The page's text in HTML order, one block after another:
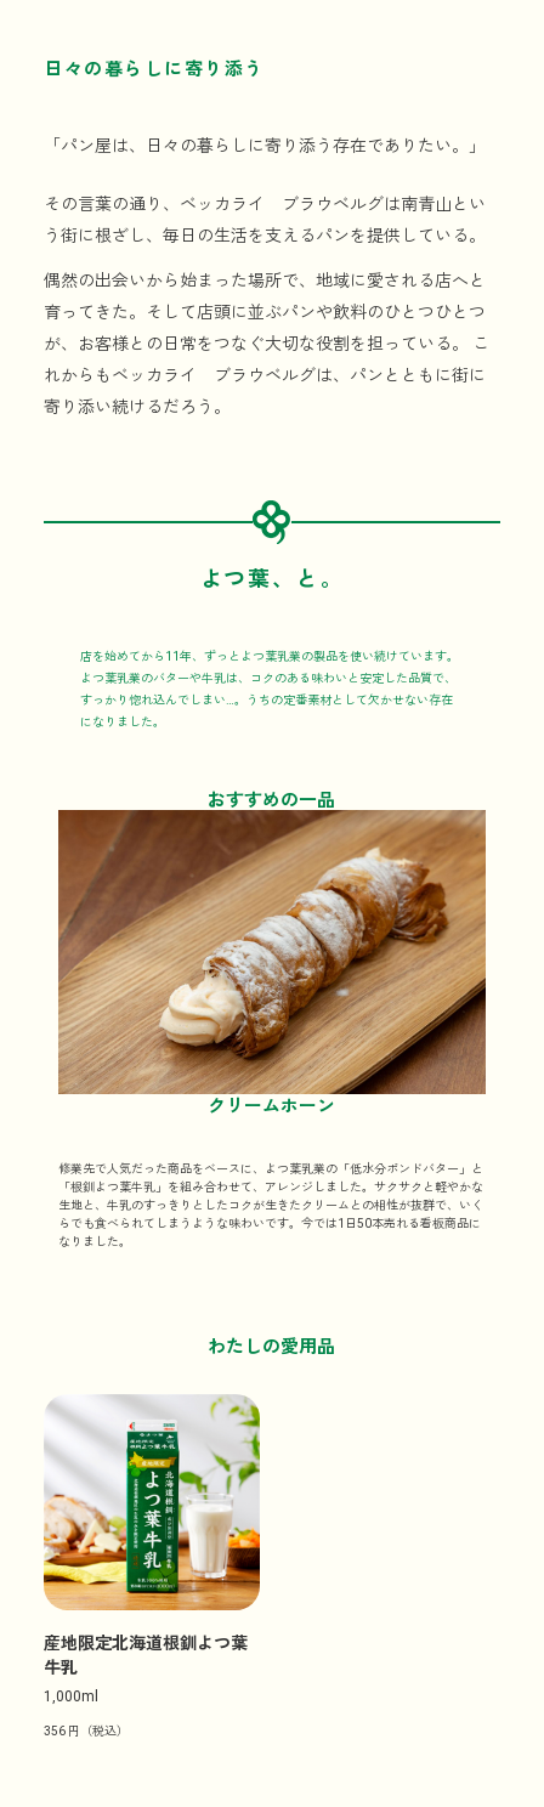
日々の暮らしに寄り添う
「パン屋は、日々の暮らしに寄り添う存在でありたい。」
その言葉の通り、ベッカライ ブラウベルグは南青山とい
う街に根ざし、毎日の生活を支えるパンを提供している。
偶然の出会いから始まった場所で、地域に愛される店へと
育ってきた。そして店頭に並ぶパンや飲料のひとつひとつ
が、お客様との日常をつなぐ大切な役割を担っている。 こ
れからもベッカライ ブラウベルグは、パンとともに街に
寄り添い続けるだろう。
border
border
よつ葉、と。
店を始めてから11年、ずっとよつ葉乳業の製品を使い続けています。
よつ葉乳業のバターや牛乳は、コクのある味わいと安定した品質で、
すっかり惚れ込んでしまい…。うちの定番素材として欠かせない存在
になりました。
おすすめの一品
クリームホーン
修業先で人気だった商品をベースに、よつ葉乳業の「低水分ポンドバター」と
「根釧よつ葉牛乳」を組み合わせて、アレンジしました。サクサクと軽やかな
生地と、牛乳のすっきりとしたコクが生きたクリームとの相性が抜群で、いく
らでも食べられてしまうような味わいです。今では1日50本売れる看板商品に
なりました。
わたしの愛用品
産地限定北海道根釧よつ葉
牛乳
1,000ml
356 円 （税込）